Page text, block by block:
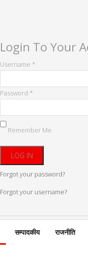
Login To Your
Username *
Password *
Remember Me
Forgot your password?
Forgot your username?
सम्पादकीय राजनीति